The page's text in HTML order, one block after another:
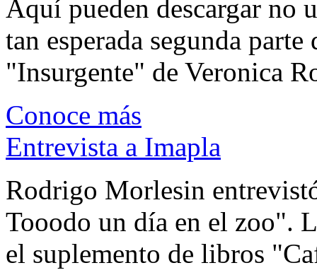
Aquí pueden descargar no
tan esperada segunda
"Insurgente" de Veronica
Conoce más
Entrevista a Imapla
Rodrigo Morlesin
Tooodo un día en el zoo".
el suplemento de libros